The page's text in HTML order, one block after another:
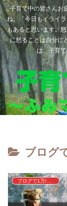
子育て中の皆さんお
ね。「今日もイライ
もあると思います。
に怒ることは自分に
は、子育
ブログ